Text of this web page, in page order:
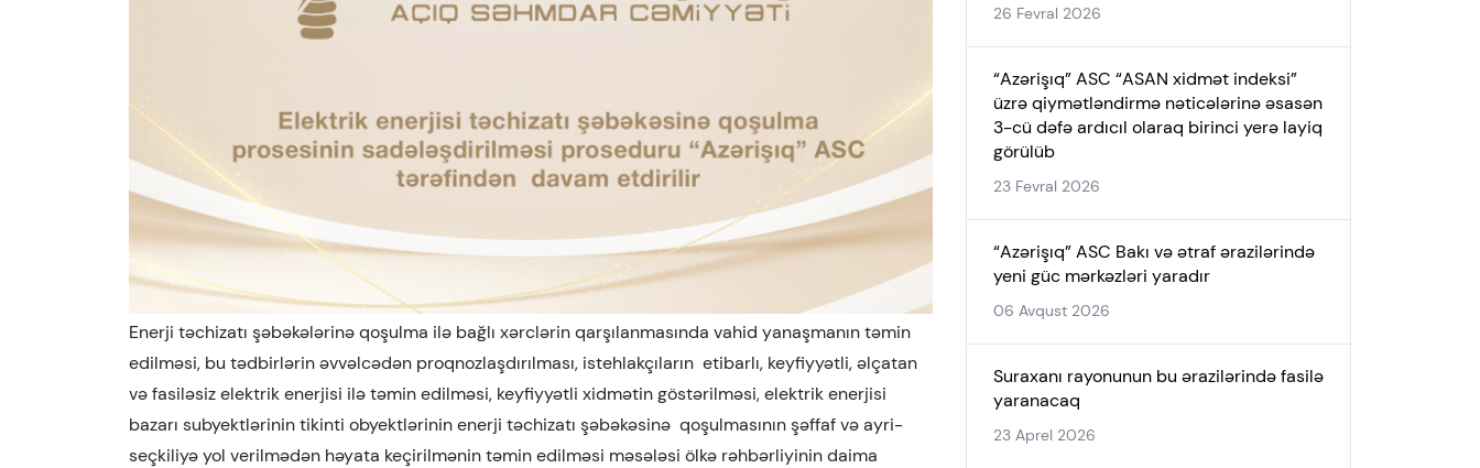
Enerji təchizatı şəbəkələrinə qoşulma ilə bağlı xərclərin qarşılanmasında vahid yanaşmanın təmin
edilməsi, bu tədbirlərin əvvəlcədən proqnozlaşdırılması, istehlakçıların etibarlı, keyfiyyətli, əlçatan
və fasiləsiz elektrik enerjisi ilə təmin edilməsi, keyfiyyətli xidmətin göstərilməsi, elektrik enerjisi
bazarı subyektlərinin tikinti obyektlərinin enerji təchizatı şəbəkəsinə qoşulmasının şəffaf və ayri-
seçkiliyə yol verilmədən həyata keçirilmənin təmin edilməsi məsələsi ölkə rəhbərliyinin daima
26 Fevral 2026
“Azərişıq” ASC “ASAN xidmət indeksi”
üzrə qiymətləndirmə nəticələrinə əsasən
3-cü dəfə ardıcıl olaraq birinci yerə layiq
görülüb
23 Fevral 2026
“Azərişıq” ASC Bakı və ətraf ərazilərində
yeni güc mərkəzləri yaradır
06 Avqust 2026
Suraxanı rayonunun bu ərazilərində fasilə
yaranacaq
23 Aprel 2026